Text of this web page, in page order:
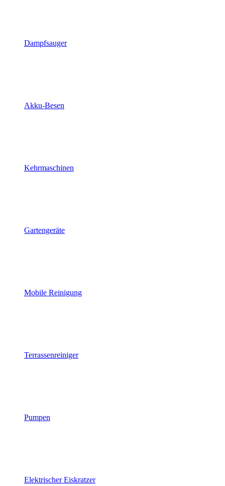
Dampfsauger
Akku-Besen
Kehrmaschinen
Gartengeräte
Mobile Reinigung
Terrassenreiniger
Pumpen
Elektrischer Eiskratzer